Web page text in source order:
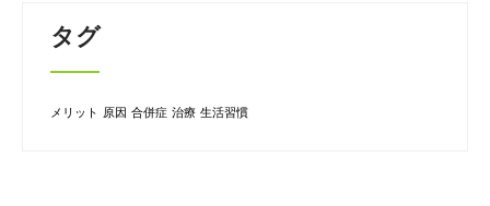
タグ
メリット 原因 合併症 治療 生活習慣